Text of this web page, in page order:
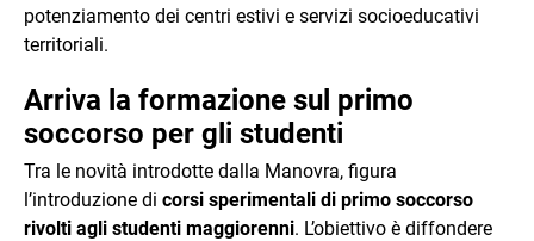
potenziamento dei centri estivi e servizi socioeducativi
territoriali.
Arriva la formazione sul primo
soccorso per gli studenti
Tra le novità introdotte dalla Manovra, figura
l’introduzione di corsi sperimentali di primo soccorso
rivolti agli studenti maggiorenni. L’obiettivo è diffondere